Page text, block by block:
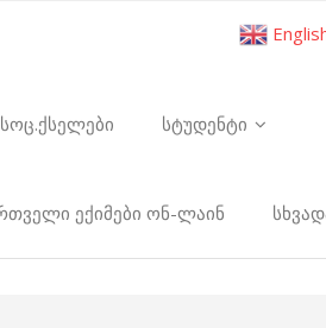
სოც.ქსელები სტუდენტი
ექიმები ონ-ლაინ